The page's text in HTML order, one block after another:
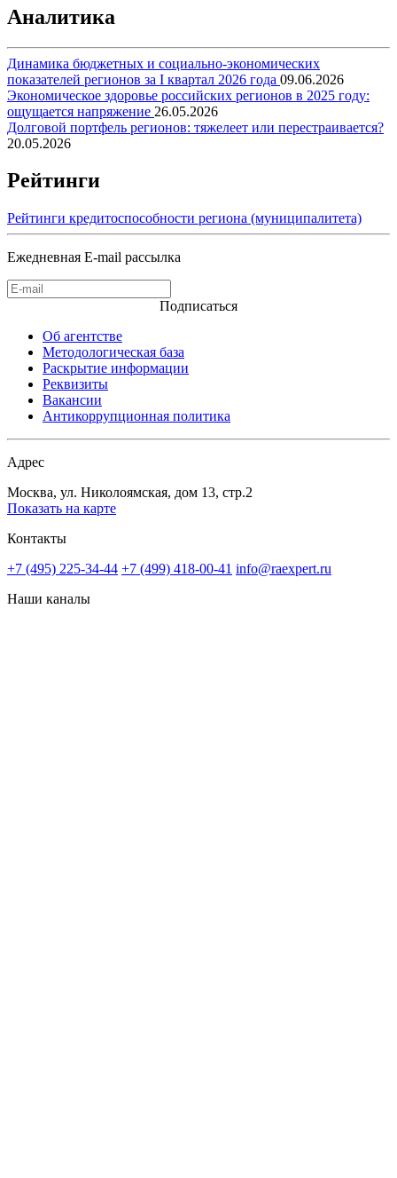
Аналитика
Динамика бюджетных и социально-экономических
показателей регионов за I квартал 2026 года 09.06.2026
Экономическое здоровье российских регионов в 2025 году:
ощущается напряжение 26.05.2026
Долговой портфель регионов: тяжелеет или перестраивается?
20.05.2026
Рейтинги
Рейтинги кредитоспособности региона (муниципалитета)
Ежедневная E-mail рассылка
Подписаться
Об агентстве
Методологическая база
Раскрытие информации
Реквизиты
Вакансии
Антикоррупционная политика
Адрес
Москва, ул. Николоямская, дом 13, стр.2
Показать на карте
Контакты
+7 (495) 225-34-44 +7 (499) 418-00-41 info@raexpert.ru
Наши каналы